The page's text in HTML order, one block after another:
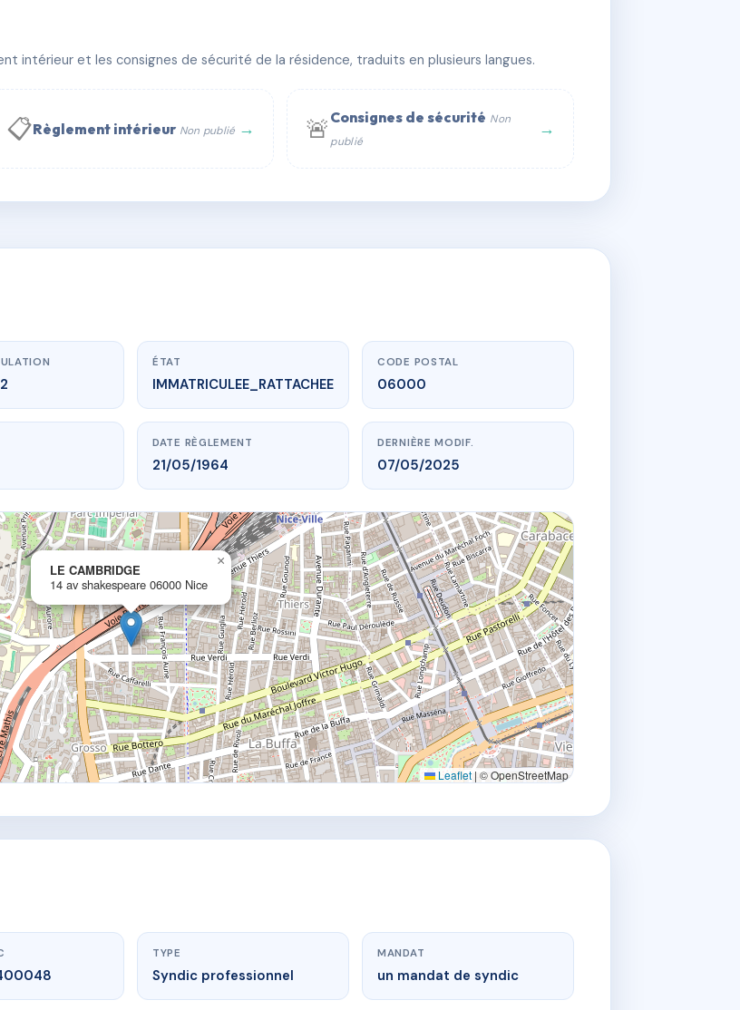
intérieur et les consignes de sécurité de la résidence, traduits en plusieurs langues.
📋Règlement intérieur Non publié → 🚨 Consignes de sécurité Non
publié
→
🇫🇷
06000 Nice
ÉTAT
IMMATRICULEE_RATTACHEE
CODE POSTAL
06000
DATE RÈGLEMENT
21/05/1964
DERNIÈRE MODIF.
07/05/2025
LE CAMBRIDGE
14 av shakespeare 06000 Nice
×
Leaflet | © OpenStreetMap
TYPE
Syndic professionnel
MANDAT
un mandat de syndic